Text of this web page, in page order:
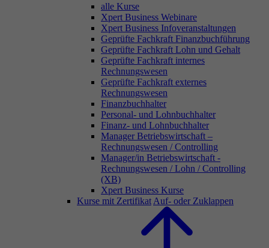
alle Kurse
Xpert Business Webinare
Xpert Business Infoveranstaltungen
Geprüfte Fachkraft Finanzbuchführung
Geprüfte Fachkraft Lohn und Gehalt
Geprüfte Fachkraft internes
Rechnungswesen
Geprüfte Fachkraft externes
Rechnungswesen
Finanzbuchhalter
Personal- und Lohnbuchhalter
Finanz- und Lohnbuchhalter
Manager Betriebswirtschaft –
Rechnungswesen / Controlling
Manager/in Betriebswirtschaft -
Rechnungswesen / Lohn / Controlling
(XB)
Xpert Business Kurse
Kurse mit Zertifikat Auf- oder Zuklappen